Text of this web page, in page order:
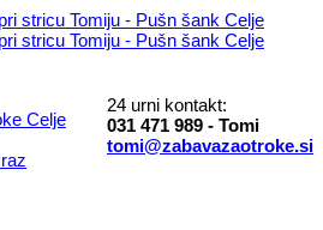
24 urni kontakt:
031 471 989 - Tomi
tomi@zabavazaotroke.si
Celje